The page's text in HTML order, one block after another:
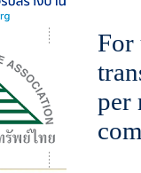
For
per